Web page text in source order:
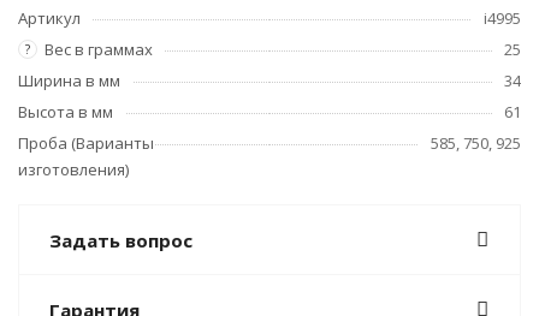
Артикул i4995
? Вес в граммах
25
Ширина в мм
34
Высота в мм
61
Проба (Варианты
изготовления)
585, 750, 925
Задать вопрос
Гарантия